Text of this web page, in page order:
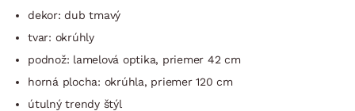
dekor: dub tmavý
tvar: okrúhly
podnož: lamelová optika, priemer 42 cm
horná plocha: okrúhla, priemer 120 cm
útulný trendy štýl